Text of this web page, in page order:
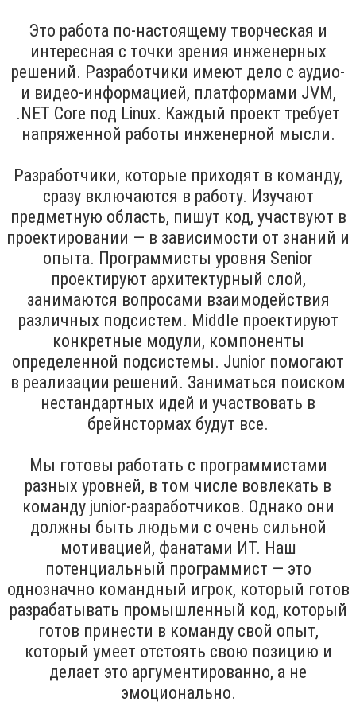
Это работа по-настоящему творческая и
интересная с точки зрения инженерных
решений. Разработчики имеют дело с аудио-
и видео-информацией, платформами JVM,
.NET Core под Linux. Каждый проект требует
напряженной работы инженерной мысли.
Разработчики, которые приходят в команду,
сразу включаются в работу. Изучают
предметную область, пишут код, участвуют в
проектировании — в зависимости от знаний и
опыта. Программисты уровня Senior
проектируют архитектурный слой,
занимаются вопросами взаимодействия
различных подсистем. Middle проектируют
конкретные модули, компоненты
определенной подсистемы. Junior помогают
в реализации решений. Заниматься поиском
нестандартных идей и участвовать в
брейнстормах будут все.
Мы готовы работать с программистами
разных уровней, в том числе вовлекать в
команду junior-разработчиков. Однако они
должны быть людьми с очень сильной
мотивацией, фанатами ИТ. Наш
потенциальный программист — это
однозначно командный игрок, который готов
разрабатывать промышленный код, который
готов принести в команду свой опыт,
который умеет отстоять свою позицию и
делает это аргументированно, а не
эмоционально.